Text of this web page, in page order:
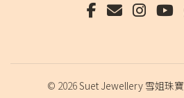
© 2026Suet Jewellery 雪姐珠寶